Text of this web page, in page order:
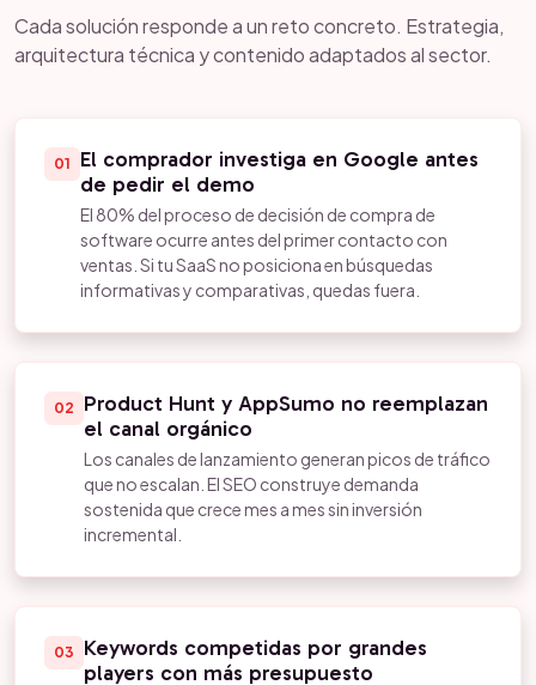
Cada solución responde a un reto concreto. Estrategia,
arquitectura técnica y contenido adaptados al sector.
01
El comprador investiga en Google antes
de pedir el demo
El 80% del proceso de decisión de compra de
software ocurre antes del primer contacto con
ventas. Si tu SaaS no posiciona en búsquedas
informativas y comparativas, quedas fuera.
02
Product Hunt y AppSumo no reemplazan
el canal orgánico
Los canales de lanzamiento generan picos de tráfico
que no escalan. El SEO construye demanda
sostenida que crece mes a mes sin inversión
incremental.
03
Keywords competidas por grandes
players con más presupuesto